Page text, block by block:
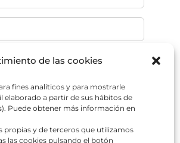
de las cookies
fines analíticos y para mostrarle
elaborado a partir de sus hábitos de
Puede obtener más información en
propias y de terceros que utilizamos
las cookies pulsando el botón
Política de Privacidad